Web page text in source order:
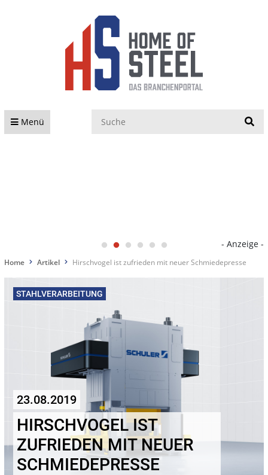
Menü
- Anzeige -
Home Artikel Hirschvogel ist zufrieden mit neuer Schmiedepresse
STAHLVERARBEITUNG
23.08.2019
HIRSCHVOGEL IST
ZUFRIEDEN MIT NEUER
SCHMIEDEPRESSE